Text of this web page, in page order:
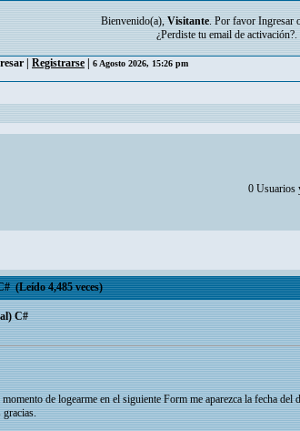
Bienvenido(a), Visitante. Por favor Ingresar
¿Perdiste tu email de activación?.
Registrarse 6 Agosto 2026, 15:26 pm
0 Usuarios
(Leído 4,485 veces)
C#
de logearme en el siguiente Form me aparezca la fecha
gracias.